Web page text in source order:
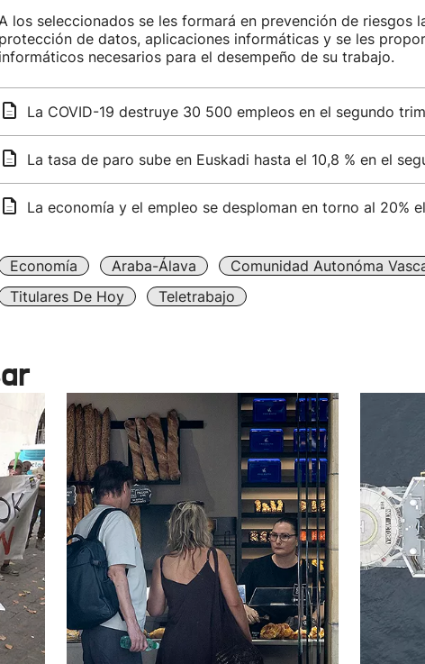
los seleccionados se les formará en prevención de riesgos
protección de datos, aplicaciones informáticas y se les
informáticos necesarios para el desempeño de su trabajo.
La COVID-19 destruye 30 500 empleos en el segundo
La tasa de paro sube en Euskadi hasta el 10,8 % en el
La economía y el empleo se desploman en torno al 20%
Economía Araba-Álava Comunidad Autonóma
Titulares De Hoy
Teletrabajo